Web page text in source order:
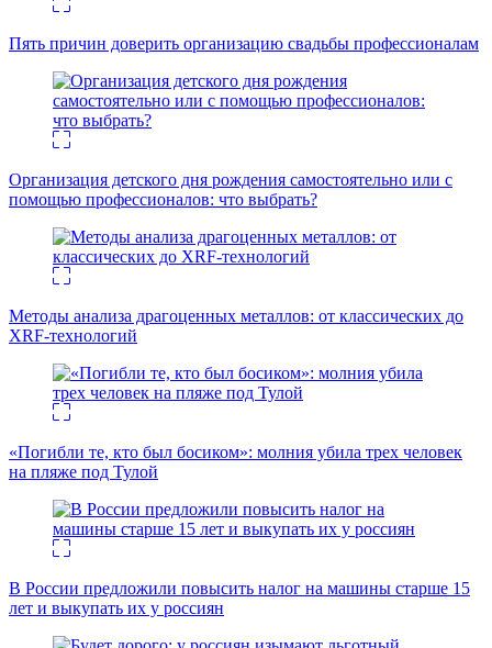
Пять причин доверить организацию свадьбы профессионалам
Организация детского дня рождения самостоятельно или с
помощью профессионалов: что выбрать?
Методы анализа драгоценных металлов: от классических до
XRF-технологий
«Погибли те, кто был босиком»: молния убила трех человек
на пляже под Тулой
В России предложили повысить налог на машины старше 15
лет и выкупать их у россиян